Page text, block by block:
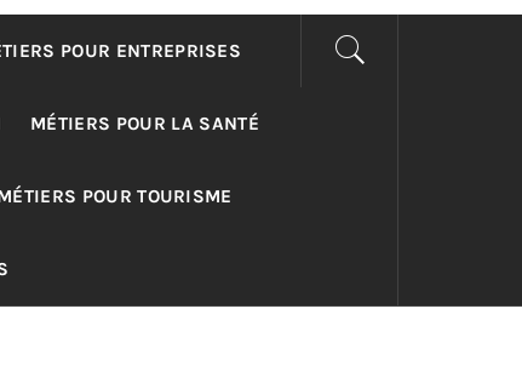
POUR ENTREPRISES
MÉTIERS POUR LA SANTÉ
POUR TOURISME